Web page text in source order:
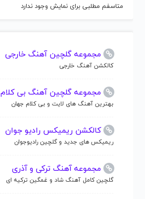
متاسفم مطلبی برای نمایش وجود ندارد
مجموعه گلچین آهنگ خارجی
کالکشن آهنگ خارجی
مجموعه گلچین آهنگ بی کلام
بهترین آهنگ های لایت و بی کلام جهان
کالکشن ریمیکس رادیو جوان
ریمیکس های جدید و گلچین رادیوجوان
مجموعه آهنگ ترکی و آذری
گلچین کامل آهنگ شاد و غمگین ترکیه ای